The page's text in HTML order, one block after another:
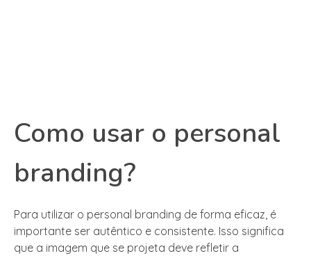
Como usar o personal
branding?
Para utilizar o personal branding de forma eficaz, é
importante ser autêntico e consistente. Isso significa
que a imagem que se projeta deve refletir a